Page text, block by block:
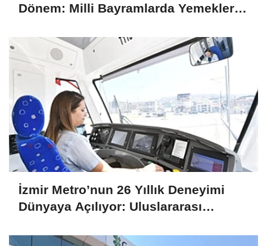
Dönem: Milli Bayramlarda Yemekler
İzmir Metro’nun 26 Yıllık Deneyimi
Dünyaya Açılıyor: Uluslararası